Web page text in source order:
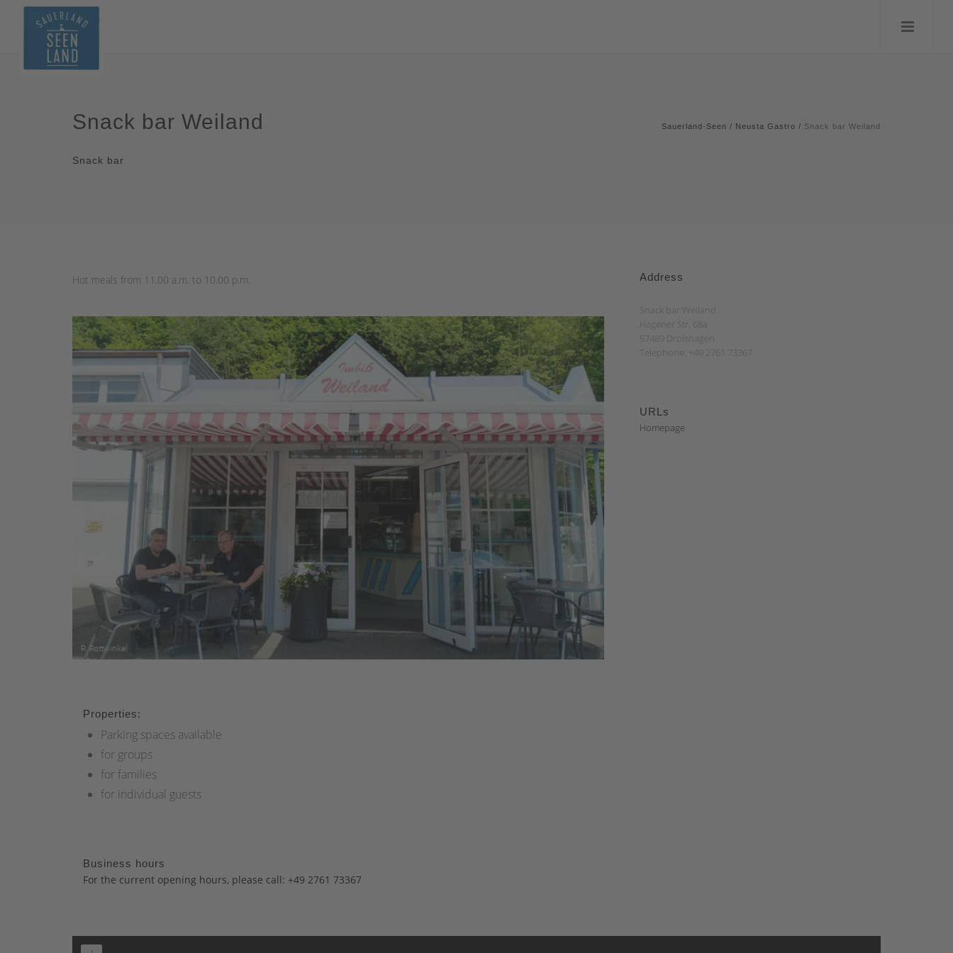
Snack bar Weiland
Snack bar
Sauerland-Seen / Neusta Gastro / Snack bar Weiland
Hot meals from 11.00 a.m. to 10.00 p.m. Address
Snack bar Weiland
Hagener Str. 68a
57489 Drolshagen
Telephone: +49 2761 73367
URLs
Homepage
Properties:
Parking spaces available
for groups
for families
for individual guests
Business hours
For the current opening hours, please call: +49 2761 73367